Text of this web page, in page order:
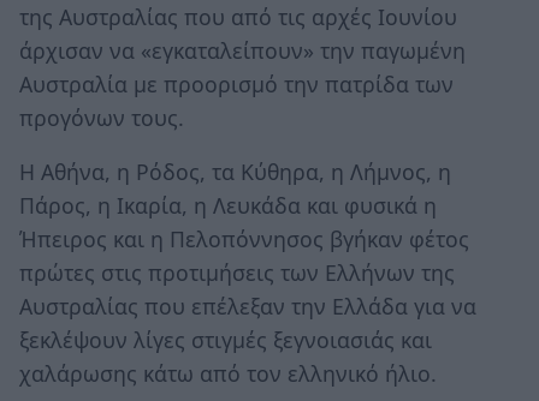
της Αυστραλίας που από τις αρχές Ιουνίου
άρχισαν να «εγκαταλείπουν» την παγωμένη
Αυστραλία με προορισμό την πατρίδα των
προγόνων τους.
Η Αθήνα, η Ρόδος, τα Κύθηρα, η Λήμνος, η
Πάρος, η Ικαρία, η Λευκάδα και φυσικά η
Ήπειρος και η Πελοπόννησος βγήκαν φέτος
πρώτες στις προτιμήσεις των Ελλήνων της
Αυστραλίας που επέλεξαν την Ελλάδα για να
ξεκλέψουν λίγες στιγμές ξεγνοιασιάς και
χαλάρωσης κάτω από τον ελληνικό ήλιο.